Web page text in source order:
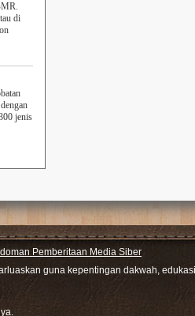
di
jenis
Pemberitaan Media Siber
guna kepentingan dakwah,